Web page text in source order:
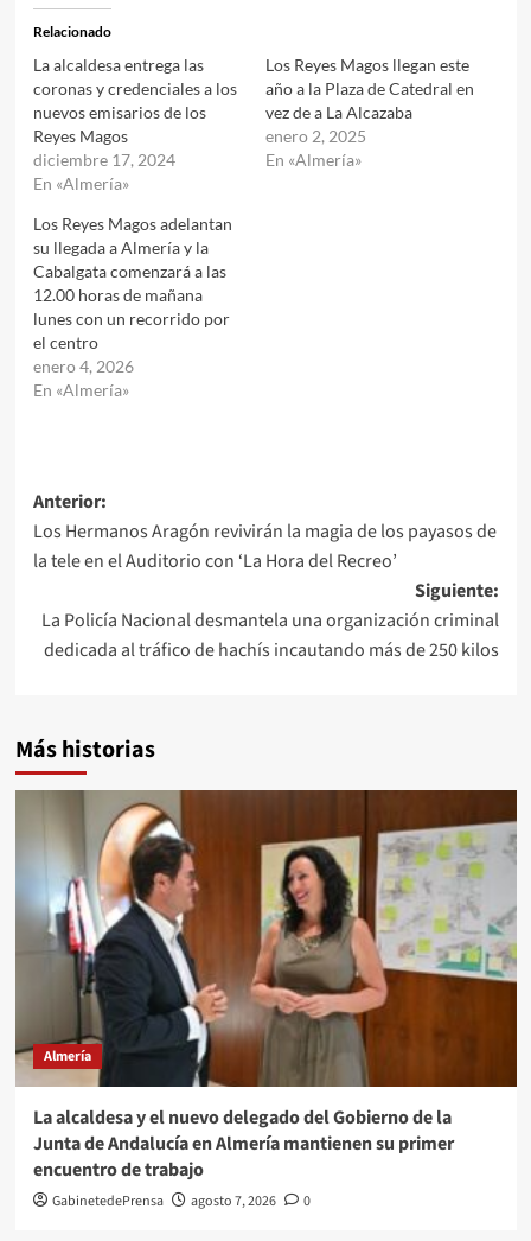
Relacionado
La alcaldesa entrega las
coronas y credenciales a los
nuevos emisarios de los
Reyes Magos
diciembre 17, 2024
En «Almería»
Los Reyes Magos llegan este
año a la Plaza de Catedral en
vez de a La Alcazaba
enero 2, 2025
En «Almería»
Los Reyes Magos adelantan
su llegada a Almería y la
Cabalgata comenzará a las
12.00 horas de mañana
lunes con un recorrido por
el centro
enero 4, 2026
En «Almería»
Navegación
de
entradas
Anterior:
Los Hermanos Aragón revivirán la magia de los payasos de
la tele en el Auditorio con ‘La Hora del Recreo’
Siguiente:
La Policía Nacional desmantela una organización criminal
dedicada al tráfico de hachís incautando más de 250 kilos
Más historias
Almería
La alcaldesa y el nuevo delegado del Gobierno de la
Junta de Andalucía en Almería mantienen su primer
encuentro de trabajo
GabinetedePrensa agosto 7, 2026 0